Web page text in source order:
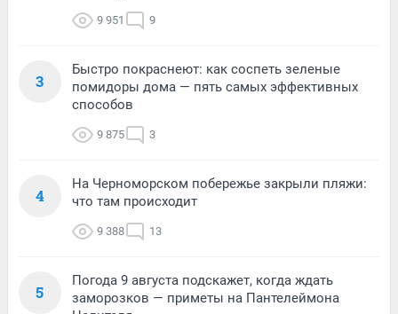
9 951 9
3
Быстро покраснеют: как соспеть зеленые
помидоры дома — пять самых эффективных
способов
9 875 3
4
На Черноморском побережье закрыли пляжи:
что там происходит
9 388 13
5
Погода 9 августа подскажет, когда ждать
заморозков — приметы на Пантелеймона